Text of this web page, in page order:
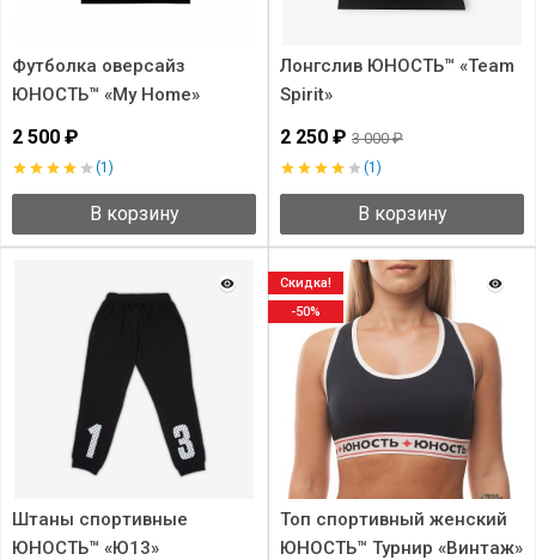
Футболка оверсайз
ЮНОСТЬ™ «My Home»
2 500 ₽
(1)
В корзину
Лонгслив ЮНОСТЬ™ «Team
Spirit»
2 250 ₽ 3 000 ₽
(1)
В корзину
Штаны спортивные
ЮНОСТЬ™ «Ю13»
Топ спортивный женский
ЮНОСТЬ™ Турнир «Винтаж»
Скидка!
-50%